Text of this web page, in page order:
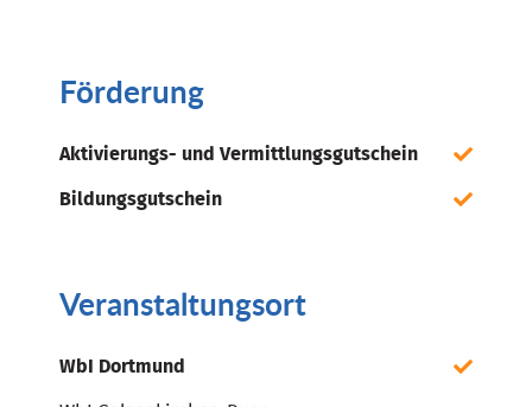
Förderung
Aktivierungs- und Vermittlungsgutschein
Bildungsgutschein
Veranstaltungsort
WbI Dortmund